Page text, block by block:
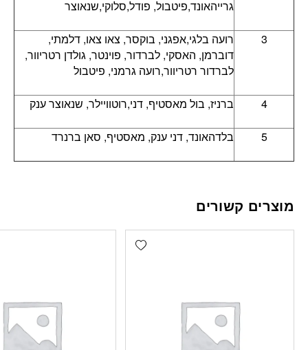
גרייהאונד,פיטבול, פודל,סלוקי,שנאוצר
3
רועה בלגי,אפגני, בוקסר, צאו צאו, דלמתי,
דוברמן, האסקי, לברדור, פוינטר, גולדן רטריוור,
לברדור רטריוור,רועה גרמני, פיטבול
4 ברניז, בול מאסטיף, דני,רוטוויילר, שנאוצר ענק
5 בלדהאונד, דני ענק, מאסטיף, סאן ברנרד
מוצרים קשורים
Add wishlist